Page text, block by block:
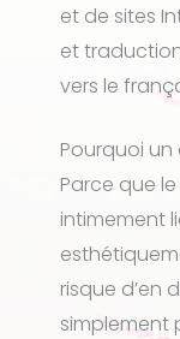
et de sites
et
vers le
Pourquoi
Parce que
intimement
risque d’en
simplement